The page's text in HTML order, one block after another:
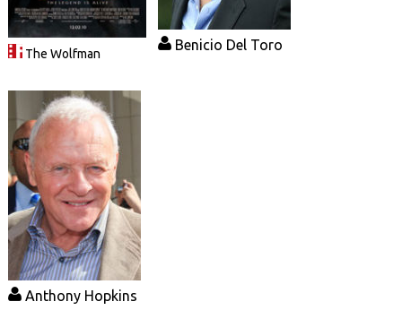
The Wolfman
Benicio Del Toro
Anthony Hopkins